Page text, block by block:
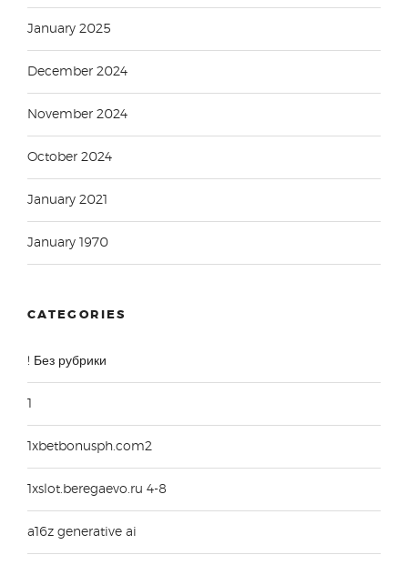
January 2025
December 2024
November 2024
October 2024
January 2021
January 1970
CATEGORIES
! Без рубрики
1
1xbetbonusph.com2
1xslot.beregaevo.ru 4-8
a16z generative ai